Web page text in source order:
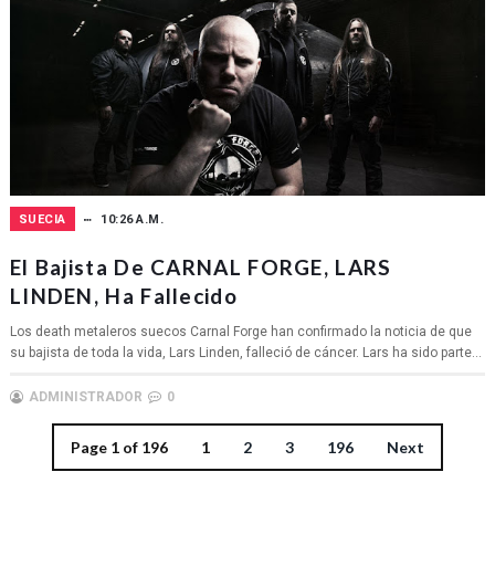
SUECIA 10:26 A.M.
El Bajista De CARNAL FORGE, LARS
LINDEN, Ha Fallecido
Los death metaleros suecos Carnal Forge han confirmado la noticia de que
su bajista de toda la vida, Lars Linden, falleció de cáncer. Lars ha sido parte...
ADMINISTRADOR 0
Page 1 of 196 1 2 3 196 Next